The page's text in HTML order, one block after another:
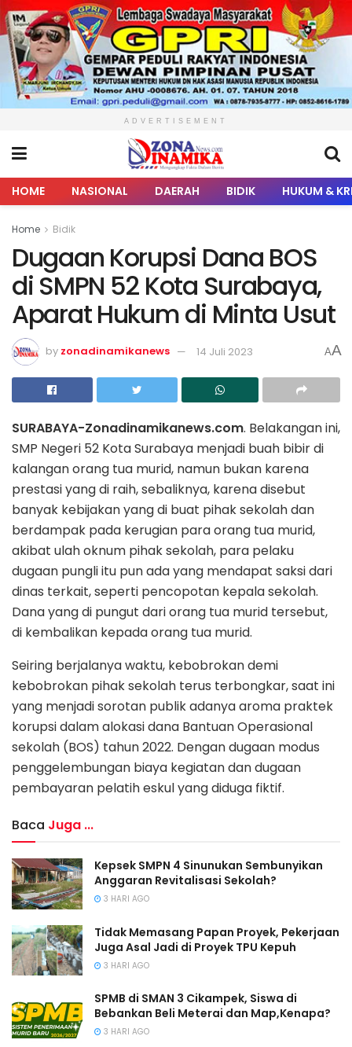
ADVERTISEMENT
HOME NASIONAL DAERAH BIDIK HUKUM &
Home Bidik
Dugaan Korupsi Dana BOS
di SMPN 52 Kota Surabaya,
Aparat Hukum di Minta Usut
by zonadinamikanews 14 Juli 2023 AA
SURABAYA-Zonadinamikanews.com. Belakangan ini,
SMP Negeri 52 Kota Surabaya menjadi buah bibir di
kalangan orang tua murid, namun bukan karena
prestasi yang di raih, sebaliknya, karena disebut
banyak kebijakan yang di buat pihak sekolah dan
berdampak pada kerugian para orang tua murid,
akibat ulah oknum pihak sekolah, para pelaku
dugaan pungli itu pun ada yang mendapat saksi dari
dinas terkait, seperti pencopotan kepala sekolah.
Dana yang di pungut dari orang tua murid tersebut,
di kembalikan kepada orang tua murid.
Seiring berjalanya waktu, kebobrokan demi
kebobrokan pihak sekolah terus terbongkar, saat ini
yang menjadi sorotan publik adanya aroma praktek
korupsi dalam alokasi dana Bantuan Operasional
sekolah (BOS) tahun 2022. Dengan dugaan modus
penggelembungan biaya kegiatan dan dugaan
pembayaran pelatih eskul yang diduga fiktif.
Baca Juga ...
Kepsek SMPN 4 Sinunukan Sembunyikan
Anggaran Revitalisasi Sekolah?
3 HARI AGO
Tidak Memasang Papan Proyek, Pekerjaan
Juga Asal Jadi di Proyek TPU Kepuh
3 HARI AGO
SPMB di SMAN 3 Cikampek, Siswa di
Bebankan Beli Meterai dan Map,Kenapa?
3 HARI AGO